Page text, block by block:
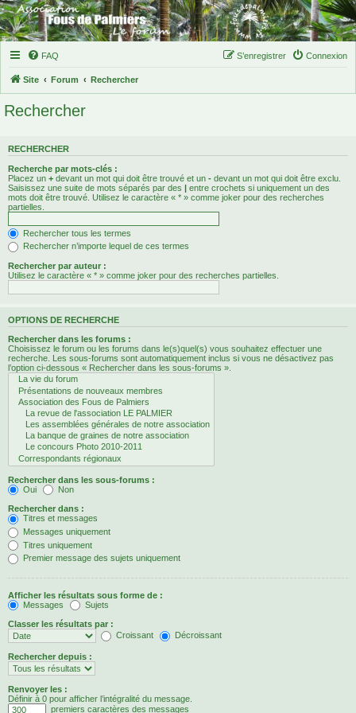
FAQ Connexion
S’enregistrer
Site Forum Rechercher
Rechercher
RECHERCHER
Recherche par mots-clés :
Placez un + devant un mot qui doit être trouvé et un - devant un mot qui doit être exclu.
Saisissez une suite de mots séparés par des | entre crochets si uniquement un des
mots doit être trouvé. Utilisez le caractère « * » comme joker pour des recherches
partielles.
Rechercher tous les termes
Rechercher n’importe lequel de ces termes
Rechercher par auteur :
Utilisez le caractère « * » comme joker pour des recherches partielles.
OPTIONS DE RECHERCHE
Rechercher dans les forums :
Choisissez le forum ou les forums dans le(s)quel(s) vous souhaitez effectuer une
recherche. Les sous-forums sont automatiquement inclus si vous ne désactivez pas
l’option ci-dessous « Rechercher dans les sous-forums ».
Rechercher dans les sous-forums :
Oui
Non
Rechercher dans :
Titres et messages
Messages uniquement
Titres uniquement
Premier message des sujets uniquement
Afficher les résultats sous forme de :
Messages
Sujets
Classer les résultats par :
Croissant
Décroissant
Rechercher depuis :
Renvoyer les :
Définir à 0 pour afficher l’intégralité du message.
premiers caractères des messages